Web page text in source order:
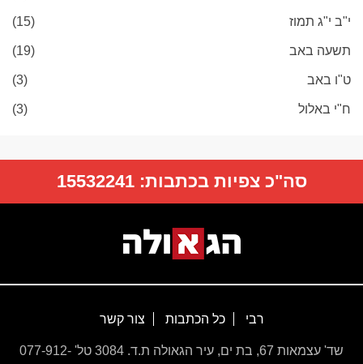
י"ב י"ג תמוז (15)
תשעה באב (19)
ט"ו באב (3)
ח"י באלול (3)
סה"כ צפיות בכתבות:15532241
רבי כל הכתבות צור קשר
שד' עצמאות 67, בת ים, עיר הגאולה ת.ד. 3084 טל' 077-912-